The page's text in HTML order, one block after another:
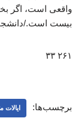
واقعی است، اگر
بیست است./
۲۶۱ ۳۳
برچسب‌ها: ایالات